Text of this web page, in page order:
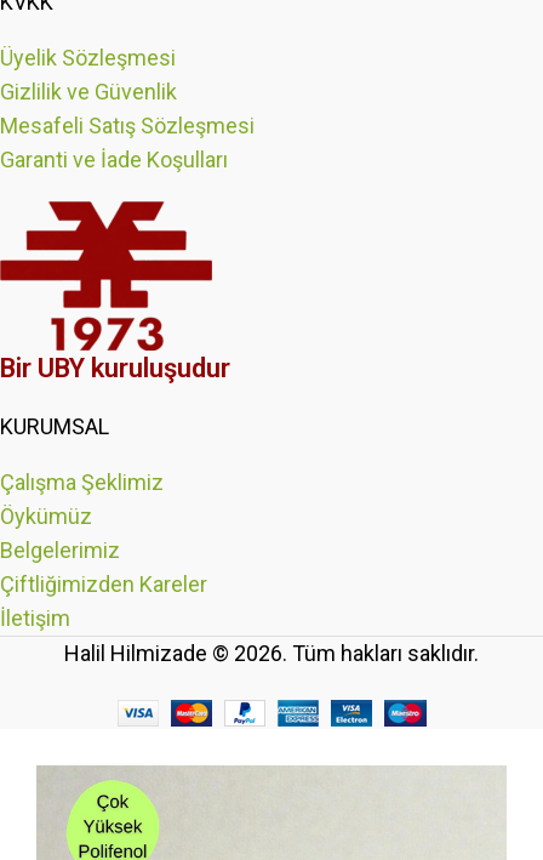
Üyelik Sözleşmesi
Gizlilik ve Güvenlik
Mesafeli Satış Sözleşmesi
Garanti ve İade Koşulları
Bir UBY kuruluşudur
KURUMSAL
Çalışma Şeklimiz
Öykümüz
Belgelerimiz
Çiftliğimizden Kareler
İletişim
Halil Hilmizade © 2026. Tüm hakları saklıdır.